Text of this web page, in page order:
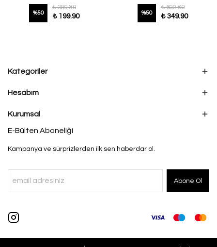
%50
₺ 399.80
₺ 199.90 %50
₺ 699.80
₺ 349.90
Kategoriler
Hesabım
Kurumsal
E-Bülten Aboneliği
Kampanya ve sürprizlerden ilk sen haberdar ol.
Abone Ol